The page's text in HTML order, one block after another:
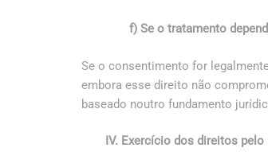
f) Se o tratamento
Se o consentimento for
embora esse direito não
baseado noutro fundamento
IV. Exercício dos direitos pelo